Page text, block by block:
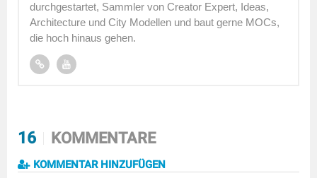
durchgestartet, Sammler von Creator Expert, Ideas,
Architecture und City Modellen und baut gerne MOCs,
die hoch hinaus gehen.
16 KOMMENTARE
KOMMENTAR HINZUFÜGEN